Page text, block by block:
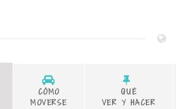
CÓMO
MOVERSE
QUÉ
VER Y HACER